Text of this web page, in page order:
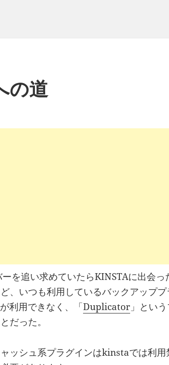
の道
を追い求めていたらKINSTAに出会っ
、いつも利用しているバックアップ
が利用できなく、「Duplicator 」とい
だった。
ッシュ系プラグインはkinstaでは利用